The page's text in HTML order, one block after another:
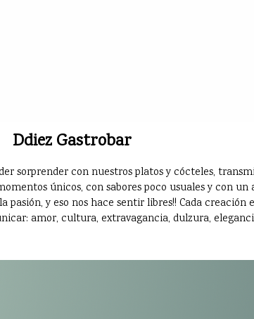
Ddiez Gastrobar
sorprender con nuestros platos y cócteles,
únicos, con sabores poco usuales y con
pasión, y eso nos hace sentir libres!! Cada
amor, cultura, extravagancia, dulzura,